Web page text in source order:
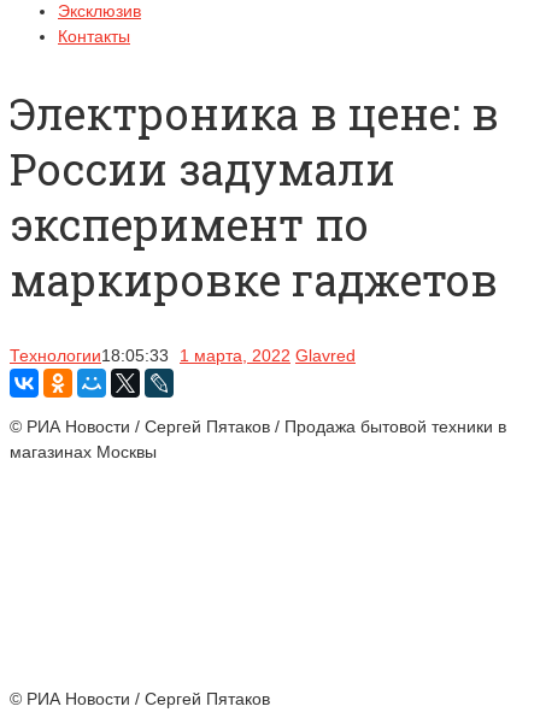
Эксклюзив
Контакты
Электроника в цене: в
России задумали
эксперимент по
маркировке гаджетов
Технологии18:05:33 1 марта, 2022 Glavred
© РИА Новости / Сергей Пятаков / Продажа бытовой техники в
магазинах Москвы
© РИА Новости / Сергей Пятаков